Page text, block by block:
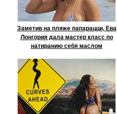
Заметив на пляже папарацци, Ева
Лонгория дала мастер класс по
натиранию себя маслом